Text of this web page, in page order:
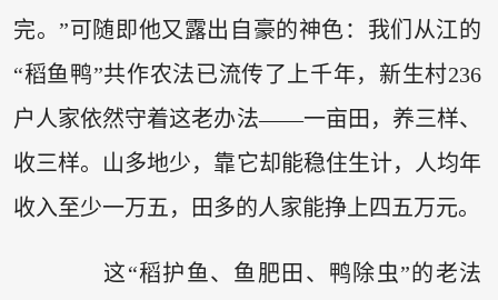
完。”可随即他又露出自豪的神色：我们从江的
“稻鱼鸭”共作农法已流传了上千年，新生村236
户人家依然守着这老办法——一亩田，养三样、
收三样。山多地少，靠它却能稳住生计，人均年
收入至少一万五，田多的人家能挣上四五万元。
这“稻护鱼、鱼肥田、鸭除虫”的老法